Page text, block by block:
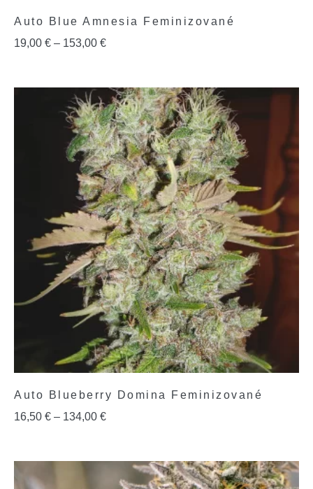
Auto Blue Amnesia Feminizované
19,00 € – 153,00 €
Auto Blueberry Domina Feminizované
16,50 € – 134,00 €